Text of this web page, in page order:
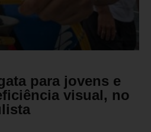
para jovens e
visual, no